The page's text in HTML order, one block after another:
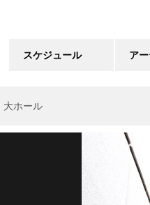
スケジュール ア
大ホール